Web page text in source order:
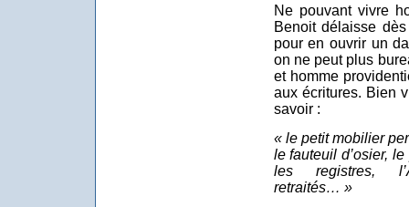
Ne pouvant vivre
Benoit délaisse
pour en ouvrir un
on ne peut plus
et homme
aux écritures. Bien
savoir :
« le petit mobilier
le fauteuil d’osier,
les registres,
retraités… »